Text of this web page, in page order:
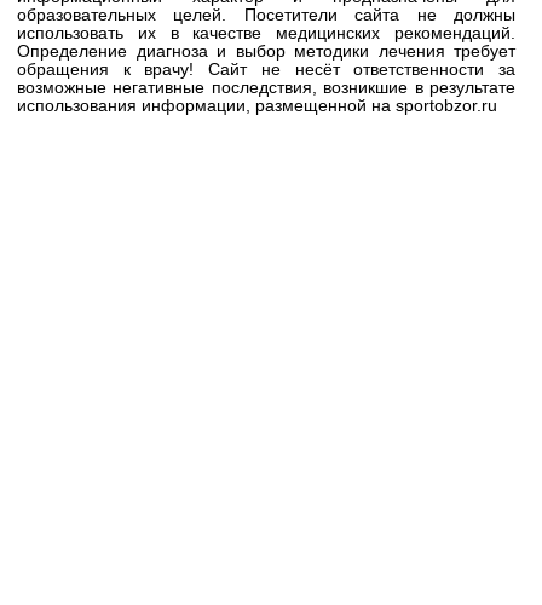
образовательных целей. Посетители сайта не должны
использовать их в качестве медицинских рекомендаций.
Определение диагноза и выбор методики лечения требует
обращения к врачу! Сайт не несёт ответственности за
возможные негативные последствия, возникшие в результате
использования информации, размещенной на sportobzor.ru